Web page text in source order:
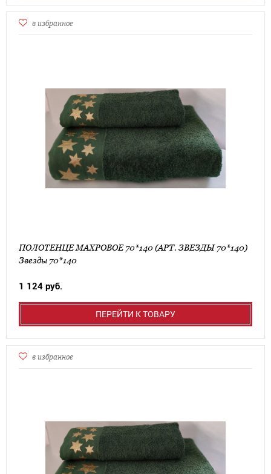
в избранное
ПОЛОТЕНЦЕ МАХРОВОЕ 70*140 (АРТ. ЗВЕЗДЫ 70*140)
Звезды 70*140
1 124 руб.
ПЕРЕЙТИ К ТОВАРУ
в избранное